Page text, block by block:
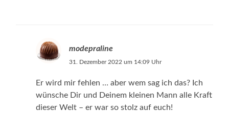
modepraline
31. Dezember 2022 um 14:09 Uhr
Er wird mir fehlen … aber wem sag ich das? Ich
wünsche Dir und Deinem kleinen Mann alle Kraft
dieser Welt – er war so stolz auf euch!